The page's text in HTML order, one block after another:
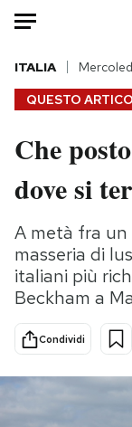
HOME
Italia
Politica
Tecnologia
Internet
Scienza
Cultura
Economia
QUESTO
ITALIA
Che
dove si
A metà fra un
masseria di
italiani più
Beckham a
Condividi